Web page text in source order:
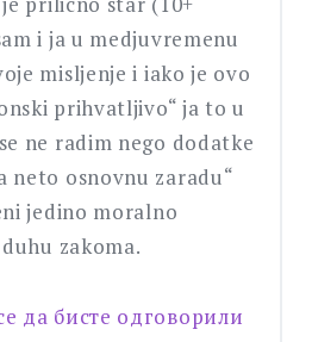
i ja u medjuvremenu
misljenje i iako je ovo
prihvatljivo“ ja to u
ne radim nego dodatke
neto osnovnu zaradu“
jedino moralno
zakoma.
да бисте одговорили